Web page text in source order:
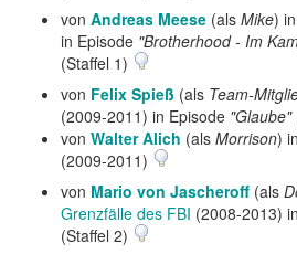
von Andreas Meese (als Mike) in
in Episode "Brotherhood - Im
(Staffel 1)
von Felix Spieß (als Team-
(2009-2011) in Episode "Glaube"
von Walter Alich (als Morrison) in
(2009-2011)
von Mario von Jascheroff (als
Grenzfälle des FBI (2008-2013)
(Staffel 2)